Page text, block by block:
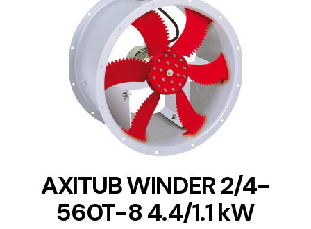
DETAILS
AXITUB WINDER 2/4-
560T-8 4.4/1.1 kW